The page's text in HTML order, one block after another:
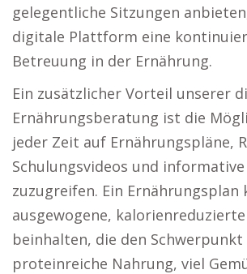
gelegentliche Sitzungen
digitale Plattform eine
Betreuung in der Ernährung.
Ein zusätzlicher Vorteil unserer
Ernährungsberatung ist die
jeder Zeit auf Ernährungspläne,
Schulungsvideos und
zuzugreifen. Ein Ernährungsplan
ausgewogene,
beinhalten, die den
proteinreiche Nahrung, viel